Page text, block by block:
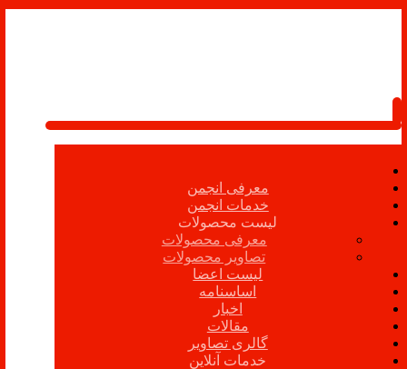
معرفی انجمن
خدمات انجمن
لیست محصولات
معرفی محصولات
تصاویر محصولات
لیست اعضا
اساسنامه
اخبار
مقالات
گالری تصاویر
خدمات آنلاین